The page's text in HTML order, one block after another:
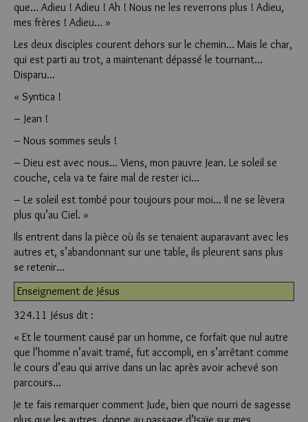
que… Adieu ! Adieu ! Ah ! Nous ne les reverrons plus ! Adieu,
mes frères ! Adieu… »
Les deux disciples courent dehors sur le chemin… Mais le char,
qui est parti au trot, a maintenant dépassé le tournant…
Disparu…
« Syntica !
– Jean !
– Nous sommes seuls !
– Dieu est avec nous… Viens, mon pauvre Jean. Le soleil se
couche, cela va te faire mal de rester ici…
– Le soleil est tombé pour toujours pour moi… Il ne se lèvera
plus qu’au Ciel. »
Ils entrent dans la pièce où ils se tenaient auparavant avec les
autres et, s’abandonnant sur une table, ils pleurent sans plus
se retenir…
Enseignement de Jésus
324.11 Jésus dit :
« Et le tourment causé par un homme, ce forfait que nul autre
que l’homme n’avait tramé, fut accompli, en s’arrêtant comme
le cours d’eau qui arrive dans un lac après avoir achevé son
parcours…
Je te fais remarquer comment Jude, bien que nourri de sagesse